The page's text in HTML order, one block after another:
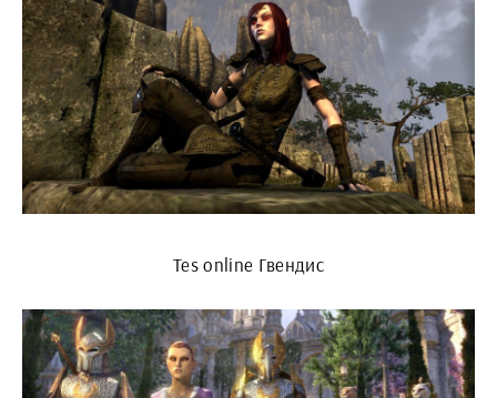
Tes online Гвендис